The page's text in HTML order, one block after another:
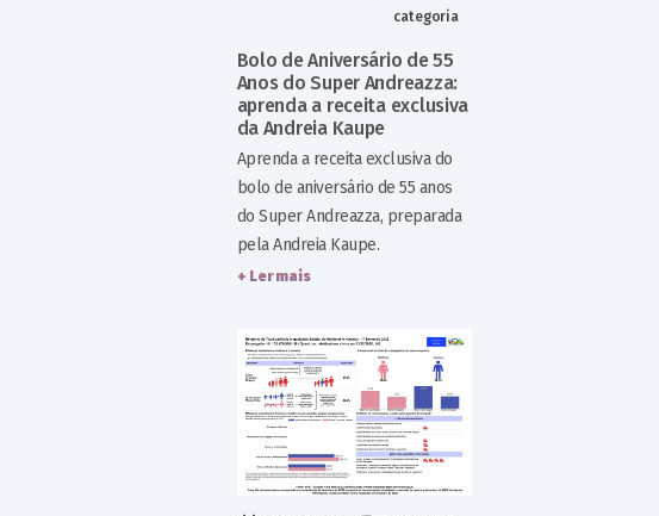
categoria
Bolo de Aniversário de 55
Anos do Super Andreazza:
aprenda a receita exclusiva
da Andreia Kaupe
Aprenda a receita exclusiva do
bolo de aniversário de 55 anos
do Super Andreazza, preparada
pela Andreia Kaupe.
+ Ler mais